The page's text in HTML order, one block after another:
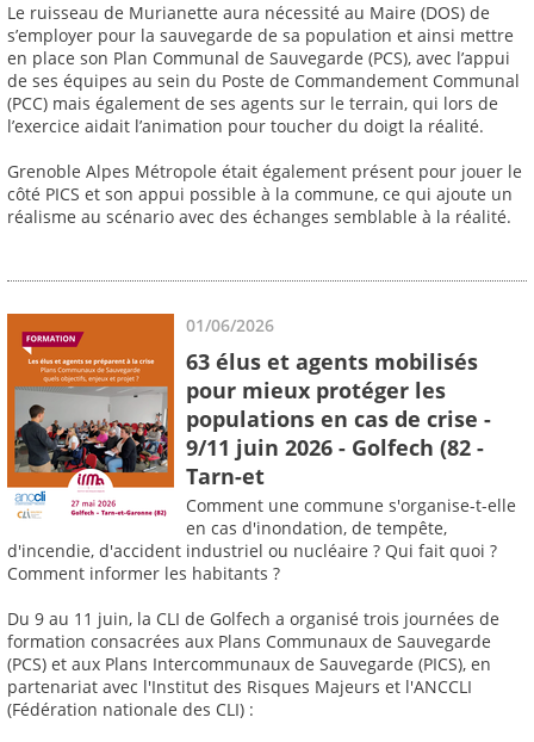
Le ruisseau de Murianette aura nécessité au Maire (DOS) de
s’employer pour la sauvegarde de sa population et ainsi mettre
en place son Plan Communal de Sauvegarde (PCS), avec l’appui
de ses équipes au sein du Poste de Commandement Communal
(PCC) mais également de ses agents sur le terrain, qui lors de
l’exercice aidait l’animation pour toucher du doigt la réalité.
Grenoble Alpes Métropole était également présent pour jouer le
côté PICS et son appui possible à la commune, ce qui ajoute un
réalisme au scénario avec des échanges semblable à la réalité.
01/06/2026
63 élus et agents mobilisés
pour mieux protéger les
populations en cas de crise -
9/11 juin 2026 - Golfech (82 -
Tarn-et
Comment une commune s'organise-t-elle
en cas d'inondation, de tempête,
d'incendie, d'accident industriel ou nucléaire ? Qui fait quoi ?
Comment informer les habitants ?
Du 9 au 11 juin, la CLI de Golfech a organisé trois journées de
formation consacrées aux Plans Communaux de Sauvegarde
(PCS) et aux Plans Intercommunaux de Sauvegarde (PICS), en
partenariat avec l'Institut des Risques Majeurs et l'ANCCLI
(Fédération nationale des CLI) :